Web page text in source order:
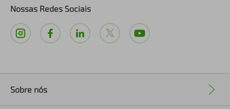
Nossas Redes Sociais
Sobre nós